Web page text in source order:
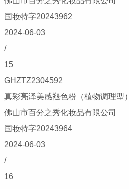
国妆特字20243962
2024-06-03
/
15
GHZTZ2304592
真彩亮泽美感褪色粉（植物调理型）
佛山市百分之秀化妆品有限公司
国妆特字20243964
2024-06-03
/
16